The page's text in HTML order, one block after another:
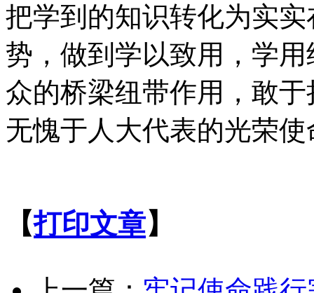
把学到的知识转化为实
势，做到学以致用，学
众的桥梁纽带作用，敢
无愧于人大代表的光荣使
【打印文章】